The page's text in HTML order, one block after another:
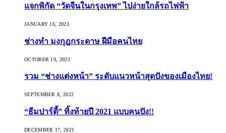
แจกพิกัด “วัดจีนในกรุงเทพ” ไปง่ายใกล้รถไฟฟ้า
JANUARY 16, 2023
ช่างทำ มงกุฎกระดาษ ฝีมือคนไทย
OCTOBER 19, 2022
รวม “ช่างแต่งหน้า” ระดับแนวหน้าสุดปังของเมืองไทย!
SEPTEMBER 8, 2022
“ธีมปาร์ตี้” ทิ้งท้ายปี 2021 แบบคนปัง!!
DECEMBER 17, 2021